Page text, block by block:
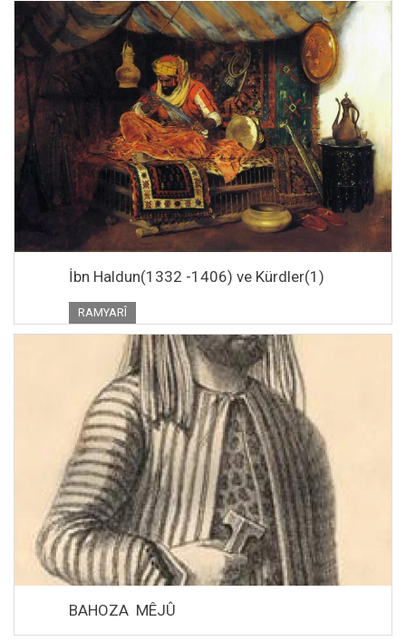
İbn Haldun(1332 -1406) ve Kürdler(1)
RAMYARÎ
BAHOZA MÊJÛ